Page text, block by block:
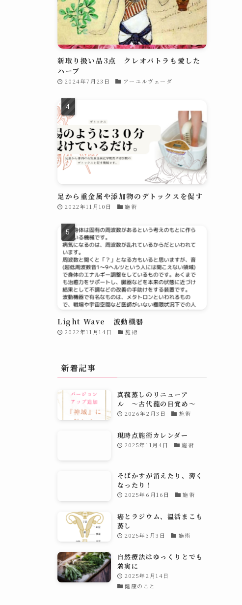
新取り扱い品3点 クレオパトラも愛した
ハーブ
2024年7月23日 アーユルヴェーダ
足から重金属や添加物のデトックスを促す
2022年11月10日 施術
Light Wave 波動機器
2022年11月14日 施術
新着記事
真菰蒸しのリニューア
ル 〜古代龍の目覚め～
2026年2月3日 施術
現時点施術カレンダー
2025年11月4日 施術
そばかすが消えたり、薄く
なったり！
2025年6月16日 施術
癌とラジウム、温活まこも
蒸し
2025年3月3日 施術
自然療法はゆっくりとでも
着実に
2025年2月14日
健康のこと